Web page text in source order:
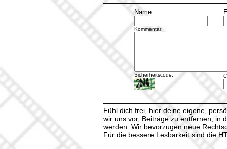
Name:
Kommentar:
Sicherheitscode:
Fühl dich frei, hier deine eigene,
wir uns vor, Beiträge zu entfernen, in
werden. Wir bevorzugen neue
Für die bessere Lesbarkeit sind die